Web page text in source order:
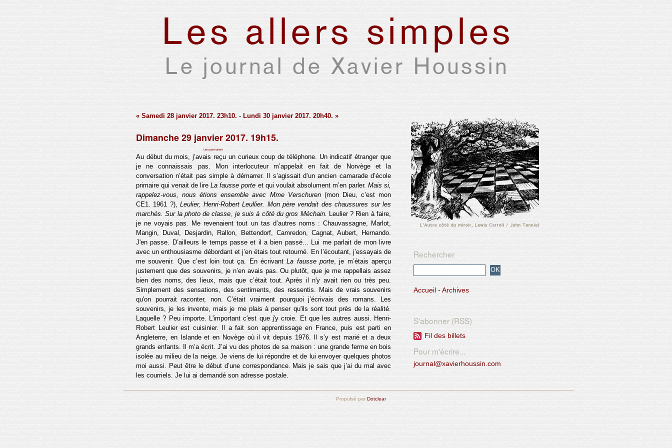
« Samedi 28 janvier 2017. 23h10. - Lundi 30 janvier 2017. 20h40. »
Dimanche 29 janvier 2017. 19h15.
Lien permanent
Au début du mois, j’avais reçu un curieux coup de téléphone. Un indicatif étranger que
je ne connaissais pas. Mon interlocuteur m’appelait en fait de Norvège et la
conversation n’était pas simple à démarrer. Il s’agissait d’un ancien camarade d’école
primaire qui venait de lireLa fausse porte et qui voulait absolument m’en parler. Mais si,
rappelez-vous, nous étions ensemble avec Mme Verschuren(mon Dieu, c’est mon
CE1. 1961 ?),Leulier, Henri-Robert Leullier. Mon père vendait des chaussures sur les
marchés. Sur la photo de classe, je suis à côté du gros Méchain. Leulier ? Rien à faire,
je ne voyais pas. Me revenaient tout un tas d’autres noms : Chauvassagne, Marlot,
Mangin, Duval, Desjardin, Rallon, Bettendorf, Camredon, Cagnat, Aubert, Hernando.
J'en passe. D’ailleurs le temps passe et il a bien passé... Lui me parlait de mon livre
avec un enthousiasme débordant et j’en étais tout retourné. En l’écoutant, j’essayais de
me souvenir. Que c’est loin tout ça. En écrivantLa fausse porte, je m’étais aperçu
justement que des souvenirs, je n’en avais pas. Ou plutôt, que je me rappellais assez
bien des noms, des lieux, mais que c’était tout. Après il n'y avait rien ou très peu.
Simplement des sensations, des sentiments, des ressentis. Mais de vrais souvenirs
qu'on pourrait raconter, non. C’était vraiment pourquoi j’écrivais des romans. Les
souvenirs, je les invente, mais je me plais à penser qu'ils sont tout près de la réalité.
Laquelle ? Peu importe. L'important c'est que j'y croie. Et que les autres aussi. Henri-
Robert Leulier est cuisinier. Il a fait son apprentissage en France, puis est parti en
Angleterre, en Islande et en Novège où il vit depuis 1976. Il s’y est marié et a deux
grands enfants. Il m’a écrit. J’ai vu des photos de sa maison : une grande ferme en bois
isolée au milieu de la neige. Je viens de lui répondre et de lui envoyer quelques photos
moi aussi. Peut être le début d’une correspondance. Mais je sais que j’ai du mal avec
les courriels. Je lui ai demandé son adresse postale.
Rechercher
Accueil - Archives
S'abonner (RSS)
Fil des billets
Pour m'écrire...
journal@xavierhoussin.com
Propulsé par Dotclear